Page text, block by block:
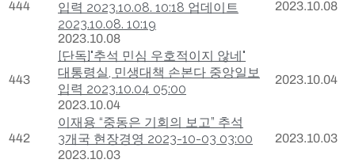
444
입력 2023.10.08. 10:18 업데이트
2023.10.08. 10:19
2023.10.08
2023.10.08
443
[단독]"추석 민심 우호적이지 않네"
대통령실, 민생대책 손본다 중앙일보
입력 2023.10.04 05:00
2023.10.04
2023.10.04
442
이재용 “중동은 기회의 보고” 추석
3개국 현장경영 2023-10-03 03:00
2023.10.03
2023.10.03